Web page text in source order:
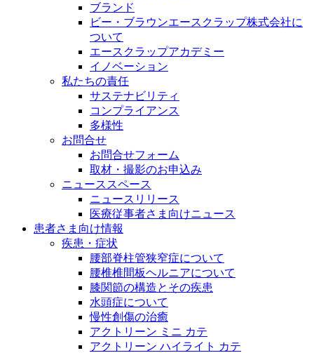
ブランド
ビー・ブラウンエースクラップ株式会社に
ついて
エースクラップアカデミー
イノベーション
私たちの責任
サステナビリティ
コンプライアンス
多様性
お問合せ
お問合せフォーム
取材・撮影のお申込み
ニューススペース
ニュースリリース
医療従事者さま向けニュース
患者さま向け情報
疾患・症状
腰部脊柱管狭窄症について
腰椎椎間板ヘルニアについて
膝関節の構造とその疾患
水頭症について
慢性創傷の治癒
アクトリーン ミニ カテ
アクトリーン ハイライト カテ